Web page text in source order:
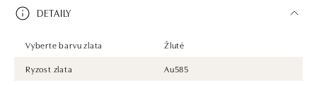
DETAILY
Vyberte barvu zlata
Žluté
Ryzost zlata
Au585